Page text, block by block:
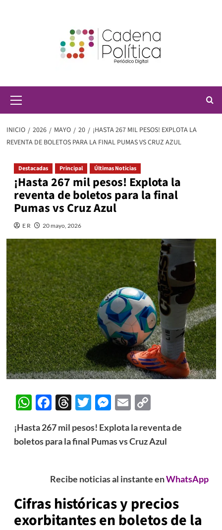
principal
INICIO 2026 MAYO 20
¡HASTA 267 MIL PESOS! EXPLOTA LA
REVENTA DE BOLETOS PARA LA FINAL PUMAS VS CRUZ AZUL
Destacadas Principal Últimas Noticias
¡Hasta 267 mil pesos! Explota la
reventa de boletos para la final
Pumas vs Cruz Azul
E R 20 mayo, 2026
WhatsApp
Facebook
Threads
Twitter
Messenger
EmailCopy
¡Hasta 267 mil pesos! Explota la reventa de
boletos para la final Pumas vs Cruz Azul
Recibe noticias al instante enWhatsApp
Cifras históricas y precios
exorbitantes en boletos de la